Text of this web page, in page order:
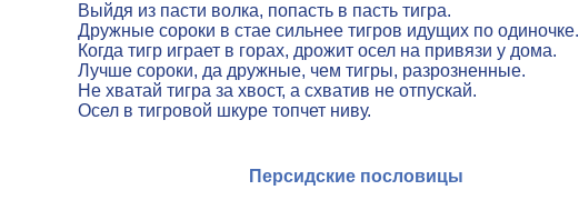
Выйдя из пасти волка, попасть в пасть тигра.
Дружные сороки в стае сильнее тигров идущих по одиночке.
Когда тигр играет в горах, дрожит осел на привязи у дома.
Лучше сороки, да дружные, чем тигры, разрозненные.
Не хватай тигра за хвост, а схватив не отпускай.
Осел в тигровой шкуре топчет ниву.
Персидские пословицы